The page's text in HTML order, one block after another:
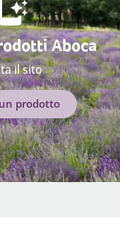
Aboca
il sito
prodotto